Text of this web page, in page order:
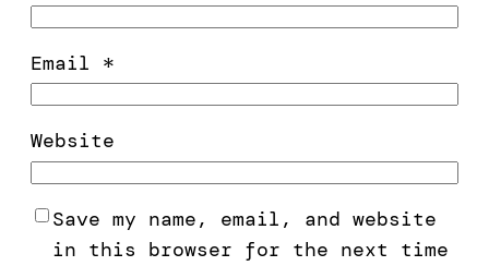
Email *
Website
Save my name, email, and website
in this browser for the next time